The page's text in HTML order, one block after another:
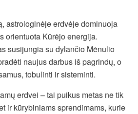
astrologinėje erdvėje dominuoja
orientuota Kūrėjo energija.
susijungia su dylančio Mėnulio
naujus darbus iš pagrindų, o
tobulinti ir sisteminti.
erdvei – tai puikus metas ne tik
ir kūrybiniams sprendimams, kurie